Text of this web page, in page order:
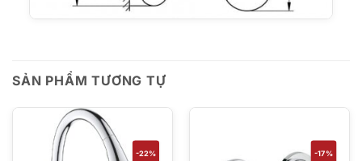
SẢN PHẨM TƯƠNG TỰ
-22% -17%